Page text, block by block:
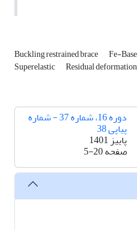
Buckling restrained brace Fe-
Superelastic Residual deformation
دوره 16، شماره 37 - شماره
پیاپی 38
پاییز 1401
صفحه5-20